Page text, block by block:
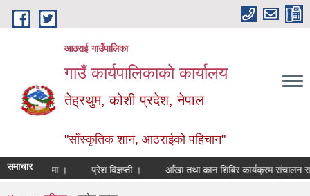
Skip to main content
आठराई गाउँपालिका
गाउँ कार्यपालिकाको कार्यालय
तेह्रथुम, कोशी प्रदेश, नेपाल
"साँस्कृतिक शान, आठराईको पहिचान"
समाचार
सम्वन्धमा । प्रेश विज्ञप्ती । आँखा तथा कान शिबिर कार्यक्रम संचालन